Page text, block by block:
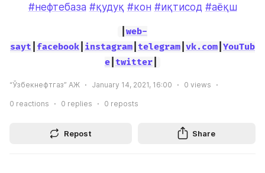
#нефтебаза #қудуқ #кон #иқтисод #аёқш
web-
sayt facebook instagram telegram vk.com YouTub
e| twitter|
“Ўзбекнефтгаз” АЖ January 14, 2021, 16:00 0 views
0 reactions 0 replies 0 reposts
Repost Share